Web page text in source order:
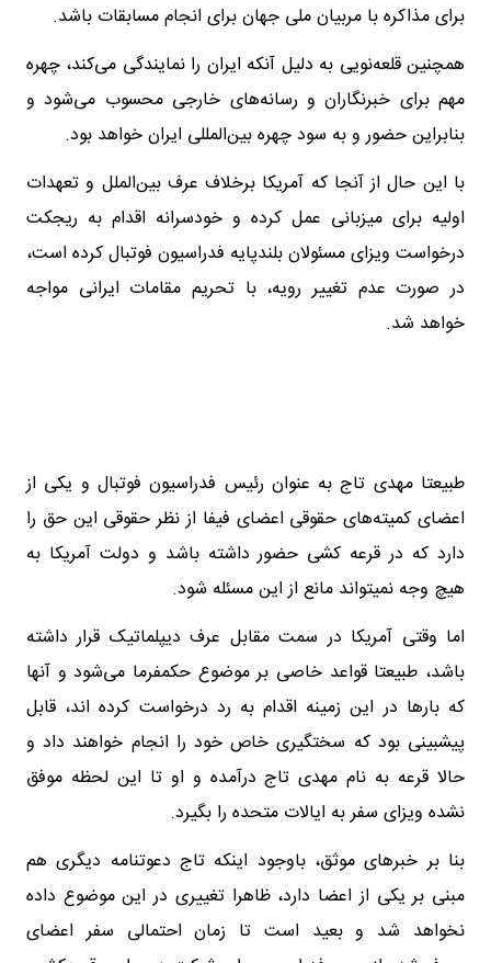
برای مذاکره با مربیان ملی جهان برای انجام مسابقات باشد.
همچنین قلعه‌نویی به دلیل آنکه ایران را نمایندگی می‌کند، چهره
مهم برای خبرنگاران و رسانه‌های خارجی محسوب می‌شود و
بنابراین حضور و به سود چهره بین‌المللی ایران خواهد بود.
با این حال از آنجا که آمریکا برخلاف عرف بین‌الملل و تعهدات
اولیه برای میزبانی عمل کرده و خودسرانه اقدام به ریجکت
درخواست ویزای مسئولان بلندپایه فدراسیون فوتبال کرده است،
در صورت عدم تغییر رویه، با تحریم مقامات ایرانی مواجه
خواهد شد.
طبیعتا مهدی تاج به عنوان رئیس فدراسیون فوتبال و یکی از
اعضای کمیته‌های حقوقی اعضای فیفا از نظر حقوقی این حق را
دارد که در قرعه کشی حضور داشته باشد و دولت آمریکا به
هیچ وجه نمیتواند مانع از این مسئله شود.
اما وقتی آمریکا در سمت مقابل عرف دیپلماتیک قرار داشته
باشد، طبیعتا قواعد خاصی بر موضوع حکمفرما می‌شود و آنها
که بارها در این زمینه اقدام به رد درخواست کرده اند، قابل
پیشبینی بود که سختگیری خاص خود را انجام خواهند داد و
حالا قرعه به نام مهدی تاج درآمده و او تا این لحظه موفق
نشده ویزای سفر به ایالات متحده را بگیرد.
بنا بر خبرهای موثق، باوجود اینکه تاج دعوتنامه دیگری هم
مبنی بر یکی از اعضا دارد، ظاهرا تغییری در این موضوع داده
نخواهد شد و بعید است تا زمان احتمالی سفر اعضای